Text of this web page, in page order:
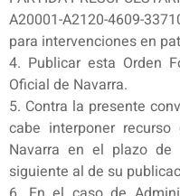
A20001-A2120-4609-
para intervenciones en
4. Publicar esta Orden
Oficial de Navarra.
5. Contra la presente
cabe interponer
Navarra en el plazo
siguiente al de su